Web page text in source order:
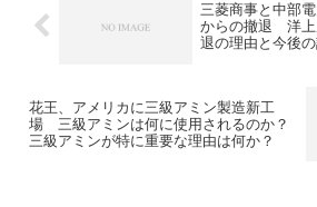
三菱商事と中部
からの撤退 洋上
退の理由と今後
花王、アメリカに三級アミン製造新工
場 三級アミンは何に使用されるのか？
三級アミンが特に重要な理由は何か？